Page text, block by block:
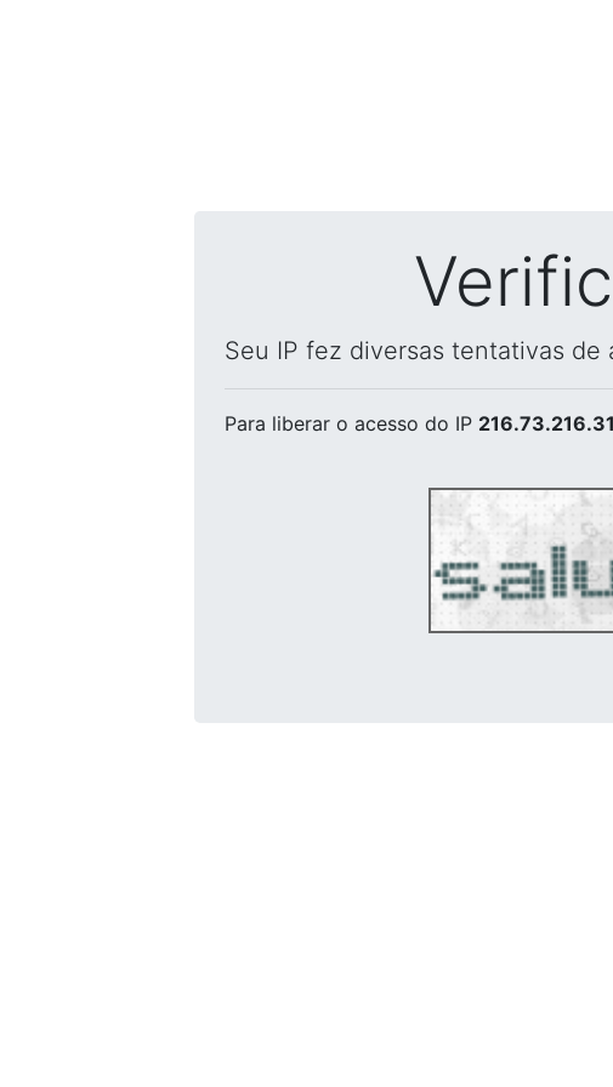
Seu IP fez diversas tentativas
Para liberar o acesso do IP 216.73.216.31